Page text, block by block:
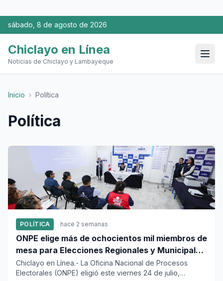
sábado, 8 de agosto de 2026
Chiclayo en Línea
Noticias de Chiclayo y Lambayeque
Inicio › Política
Política
POLÍTICA hace 2 semanas
ONPE elige más de ochocientos mil miembros de
mesa para Elecciones Regionales y Municipales
2026
Chiclayo en Línea.- La Oficina Nacional de Procesos
Electorales (ONPE) eligió este viernes 24 de julio,